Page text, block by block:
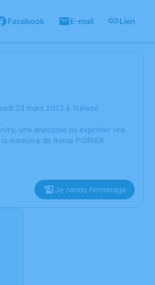
Facebook E-mail Lien
23 mars 2023 à Trélazé.
une anecdote ou exprimer vos
mémoire de Reine POIRIER.
Je rends hommage